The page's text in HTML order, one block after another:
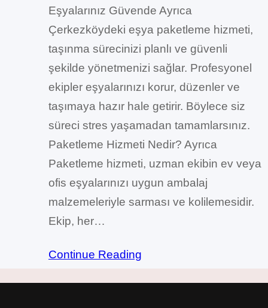
Eşyalarınız Güvende Ayrıca
Çerkezköydeki eşya paketleme hizmeti,
taşınma sürecinizi planlı ve güvenli
şekilde yönetmenizi sağlar. Profesyonel
ekipler eşyalarınızı korur, düzenler ve
taşımaya hazır hale getirir. Böylece siz
süreci stres yaşamadan tamamlarsınız.
Paketleme Hizmeti Nedir? Ayrıca
Paketleme hizmeti, uzman ekibin ev veya
ofis eşyalarınızı uygun ambalaj
malzemeleriyle sarması ve kolilemesidir.
Ekip, her…
Continue Reading